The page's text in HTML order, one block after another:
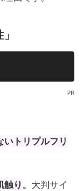
PR
トリプルフリ
触り 。 大判サイ